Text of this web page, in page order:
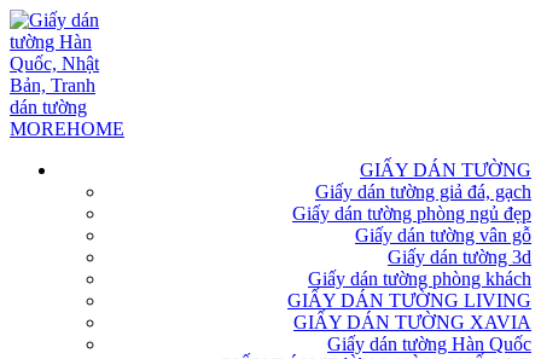
GIẤY DÁN TƯỜNG
Giấy dán tường giả đá, gạch
Giấy dán tường phòng ngủ đẹp
Giấy dán tường vân gỗ
Giấy dán tường 3d
Giấy dán tường phòng khách
GIẤY DÁN TƯỜNG LIVING
GIẤY DÁN TƯỜNG XAVIA
Giấy dán tường Hàn Quốc